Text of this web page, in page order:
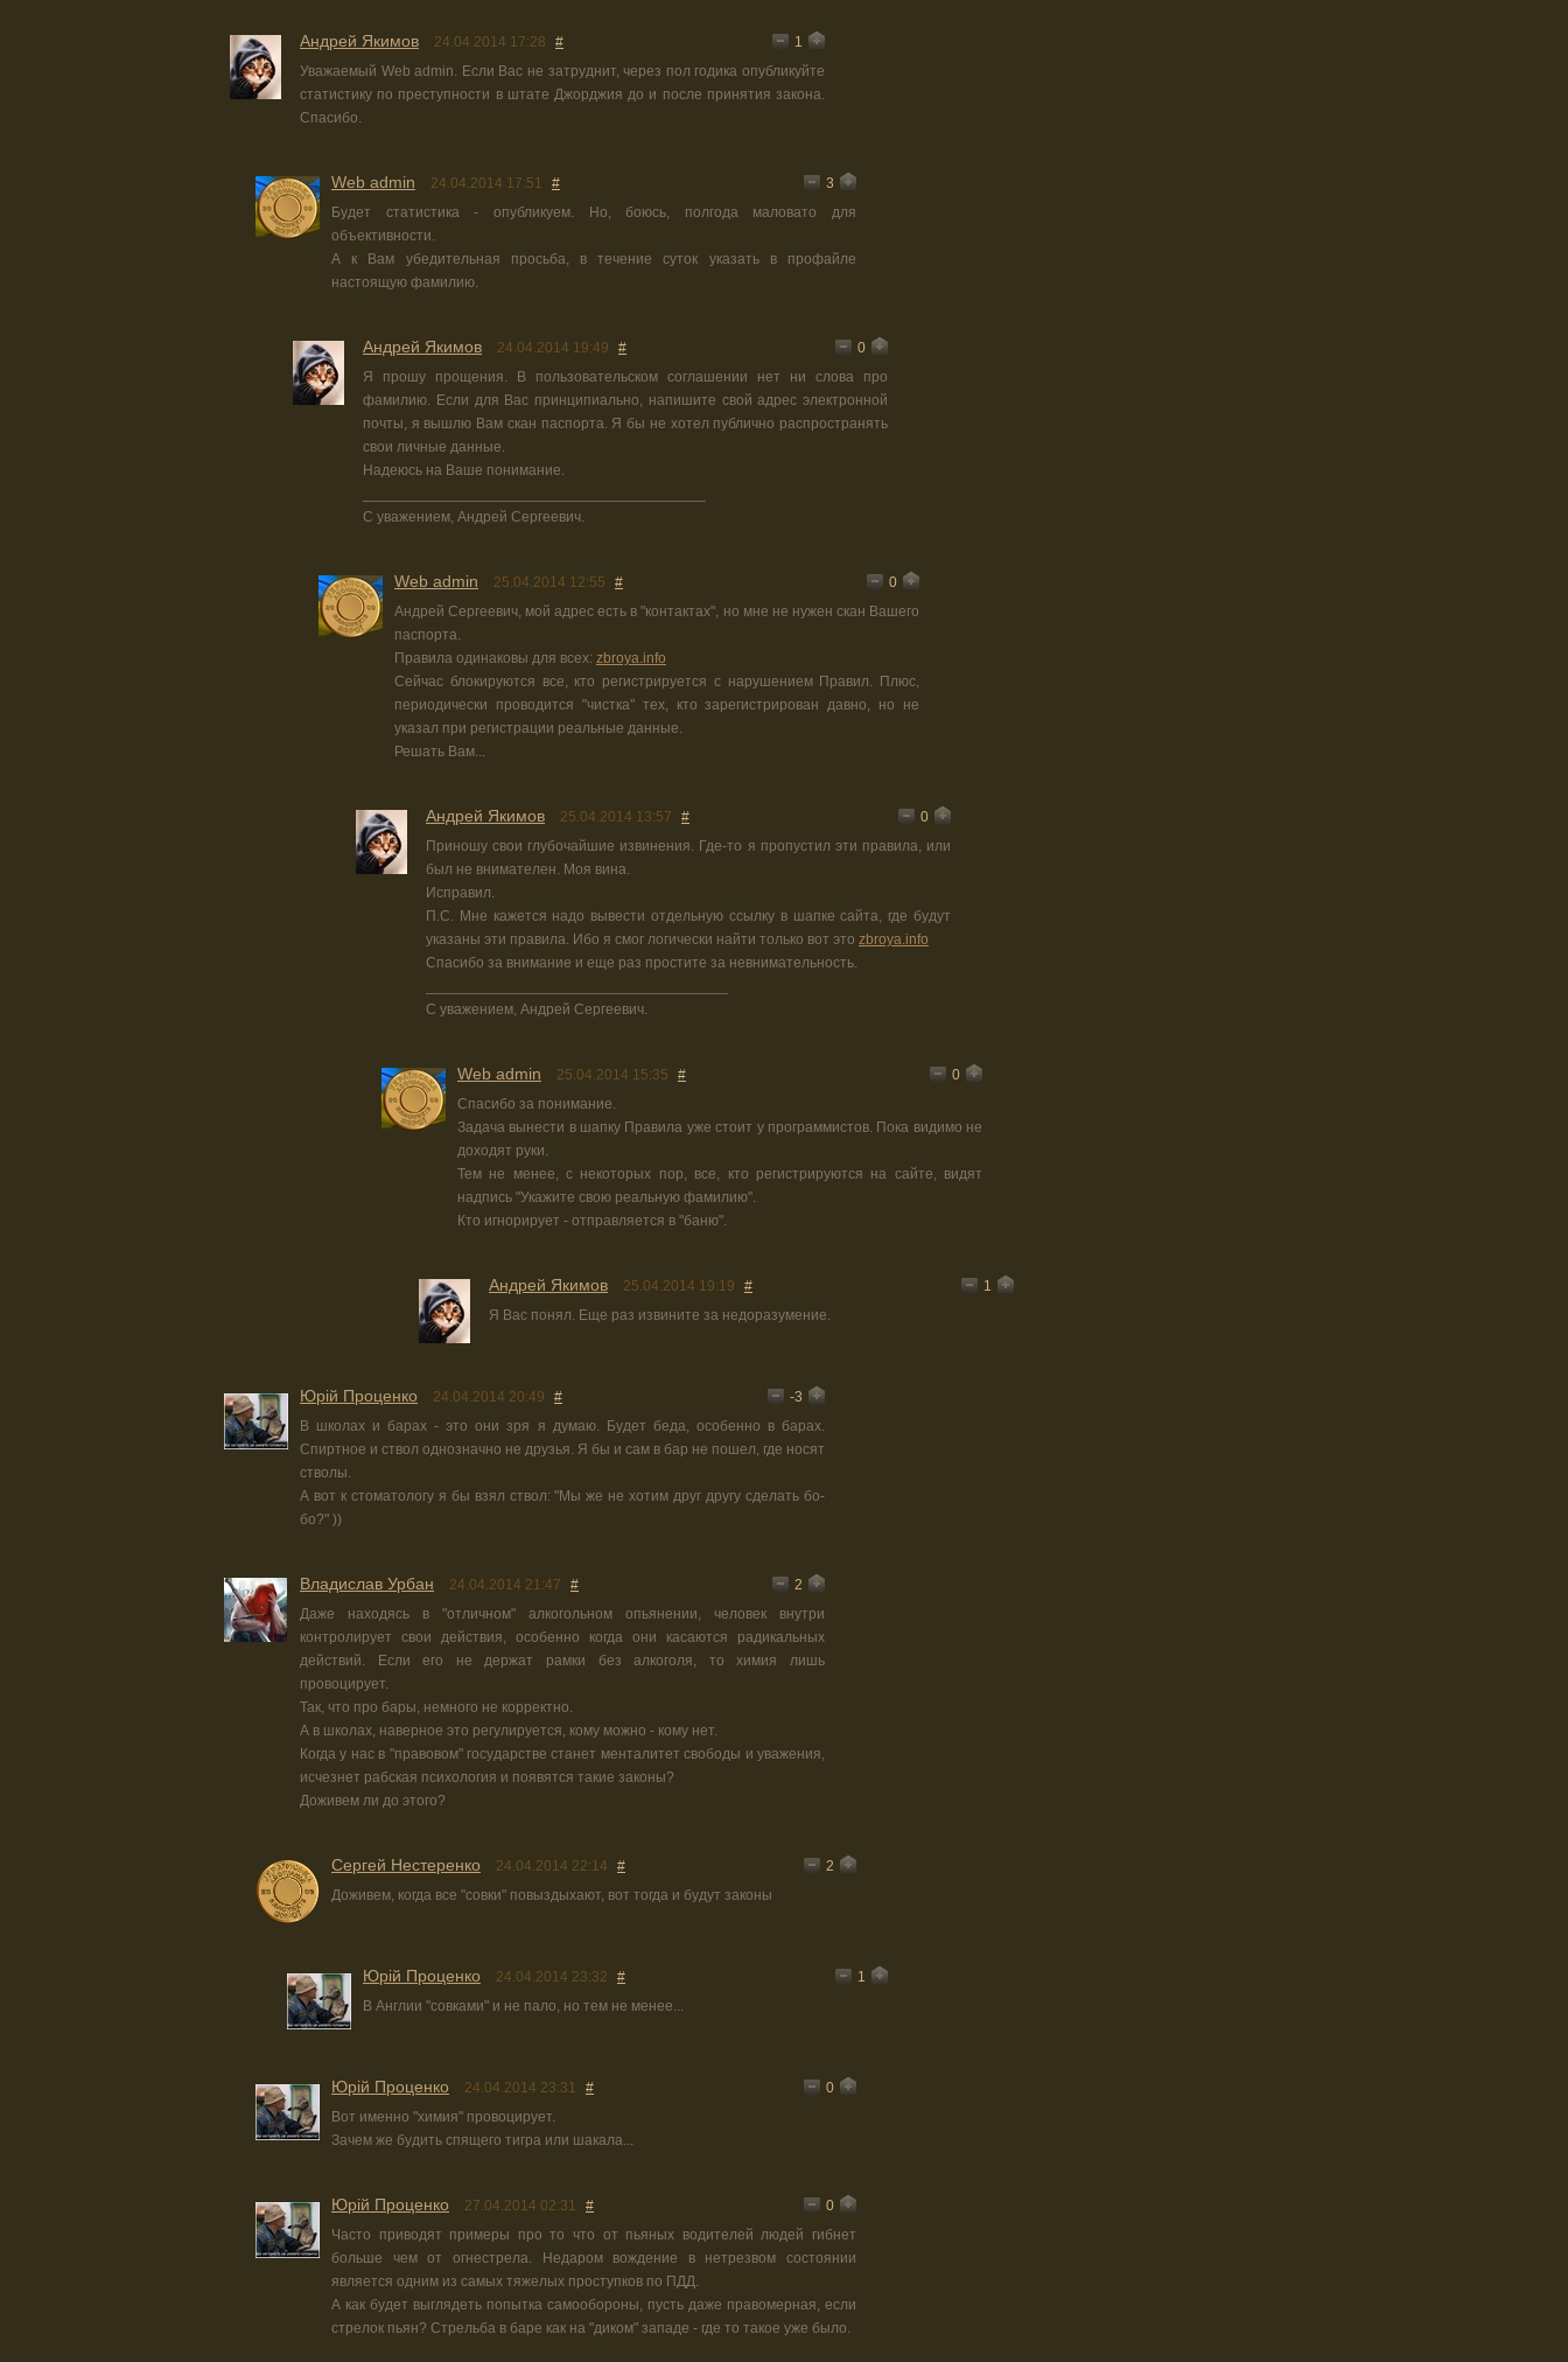
Андрей Якимов 24.04.2014 17:28 #
1
Уважаемый Web admin. Если Вас не затруднит, через пол годика опубликуйте
статистику по преступности в штате Джорджия до и после принятия закона.
Спасибо.
Web admin 24.04.2014 17:51 #
3
Будет статистика - опубликуем. Но, боюсь, полгода маловато для
объективности.
А к Вам убедительная просьба, в течение суток указать в профайле
настоящую фамилию.
Андрей Якимов 24.04.2014 19:49 #
0
Я прошу прощения. В пользовательском соглашении нет ни слова про
фамилию. Если для Вас принципиально, напишите свой адрес электронной
почты, я вышлю Вам скан паспорта. Я бы не хотел публично распространять
свои личные данные.
Надеюсь на Ваше понимание.
С уважением, Андрей Сергеевич.
Web admin 25.04.2014 12:55 #
0
Андрей Сергеевич, мой адрес есть в "контактах", но мне не нужен скан Вашего
паспорта.
Правила одинаковы для всех: zbroya.info
Сейчас блокируются все, кто регистрируется с нарушением Правил. Плюс,
периодически проводится "чистка" тех, кто зарегистрирован давно, но не
указал при регистрации реальные данные.
Решать Вам...
Андрей Якимов 25.04.2014 13:57 #
0
Приношу свои глубочайшие извинения. Где-то я пропустил эти правила, или
был не внимателен. Моя вина.
Исправил.
П.С. Мне кажется надо вывести отдельную ссылку в шапке сайта, где будут
указаны эти правила. Ибо я смог логически найти только вот это zbroya.info
Спасибо за внимание и еще раз простите за невнимательность.
С уважением, Андрей Сергеевич.
Web admin 25.04.2014 15:35 #
0
Спасибо за понимание.
Задача вынести в шапку Правила уже стоит у программистов. Пока видимо не
доходят руки.
Тем не менее, с некоторых пор, все, кто регистрируются на сайте, видят
надпись "Укажите свою реальную фамилию".
Кто игнорирует - отправляется в "баню".
Андрей Якимов 25.04.2014 19:19 #
1
Я Вас понял. Еще раз извините за недоразумение.
Юрiй Проценко 24.04.2014 20:49 #
-3
В школах и барах - это они зря я думаю. Будет беда, особенно в барах.
Спиртное и ствол однозначно не друзья. Я бы и сам в бар не пошел, где носят
стволы.
А вот к стоматологу я бы взял ствол: "Мы же не хотим друг другу сделать бо-
бо?" ))
Владислав Урбан 24.04.2014 21:47 #
2
Даже находясь в "отличном" алкогольном опьянении, человек внутри
контролирует свои действия, особенно когда они касаются радикальных
действий. Если его не держат рамки без алкоголя, то химия лишь
провоцирует.
Так, что про бары, немного не корректно.
А в школах, наверное это регулируется, кому можно - кому нет.
Когда у нас в "правовом" государстве станет менталитет свободы и уважения,
исчезнет рабская психология и появятся такие законы?
Доживем ли до этого?
Сергей Нестеренко 24.04.2014 22:14 #
2
Доживем, когда все "совки" повыздыхают, вот тогда и будут законы
Юрiй Проценко 24.04.2014 23:32 #
1
В Англии "совками" и не пало, но тем не менее...
Юрiй Проценко 24.04.2014 23:31 #
0
Вот именно "химия" провоцирует.
Зачем же будить спящего тигра или шакала...
Юрiй Проценко 27.04.2014 02:31 #
0
Часто приводят примеры про то что от пьяных водителей людей гибнет
больше чем от огнестрела. Недаром вождение в нетрезвом состоянии
является одним из самых тяжелых проступков по ПДД.
А как будет выглядеть попытка самообороны, пусть даже правомерная, если
стрелок пьян? Стрельба в баре как на "диком" западе - где то такое уже было.